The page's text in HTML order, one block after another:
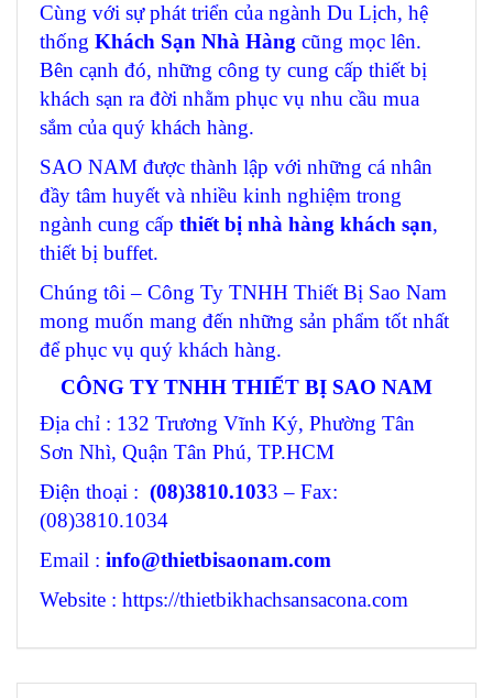
Cùng với sự phát triển của ngành Du Lịch, hệ
thống Khách Sạn Nhà Hàng cũng mọc lên.
Bên cạnh đó, những công ty cung cấp thiết bị
khách sạn ra đời nhằm phục vụ nhu cầu mua
sắm của quý khách hàng.
SAO NAM được thành lập với những cá nhân
đầy tâm huyết và nhiều kinh nghiệm trong
ngành cung cấp thiết bị nhà hàng khách sạn,
thiết bị buffet.
Chúng tôi – Công Ty TNHH Thiết Bị Sao Nam
mong muốn mang đến những sản phẩm tốt nhất
để phục vụ quý khách hàng.
CÔNG TY TNHH THIẾT BỊ SAO NAM
Địa chỉ : 132 Trương Vĩnh Ký, Phường Tân
Sơn Nhì, Quận Tân Phú, TP.HCM
Điện thoại : (08)3810.1033 – Fax:
(08)3810.1034
Email : info@thietbisaonam.com
Website : https://thietbikhachsansacona.com